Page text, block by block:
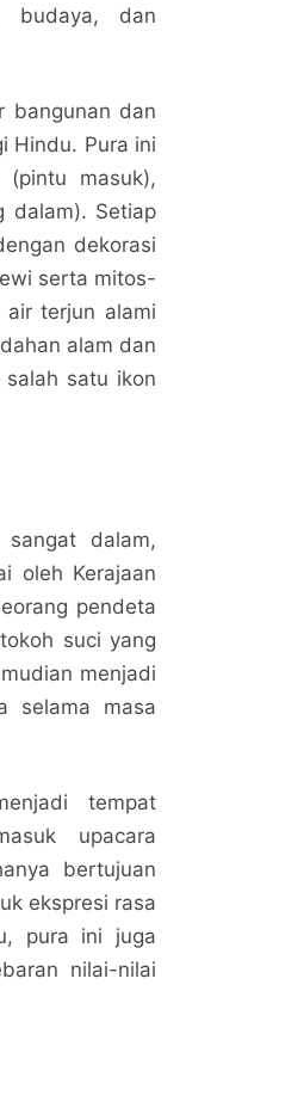
Keunikan Tempat
lain
budaya, dan
bangunan dan
Hindu. Pura ini
masuk),
dalam). Setiap
dekorasi
serta mitos-
terjun alami
alam dan
satu ikon
dalam,
oleh Kerajaan
pendeta
suci yang
menjadi
selama masa
tempat
upacara
bertujuan
ekspresi rasa
pura ini juga
nilai-nilai
Keunikan Tempat
lain